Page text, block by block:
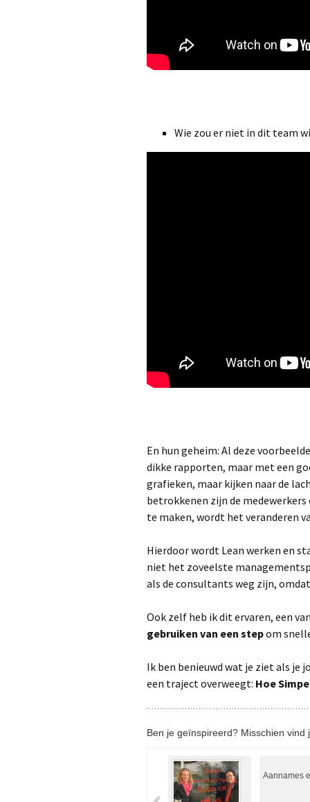
Wie zou er niet in dit team
En hun geheim: Al deze
dikke rapporten, maar met een
grafieken, maar kijken naar de
betrokkenen zijn de
te maken, wordt het veranderen
Hierdoor wordt Lean werken en
niet het zoveelste
als de consultants weg zijn,
Ook zelf heb ik dit ervaren, een
gebruiken van een stepom
Ik ben benieuwd wat je ziet als je
een traject overweegt: Hoe
Ben je geïnspireerd? Misschien vind
Aannames